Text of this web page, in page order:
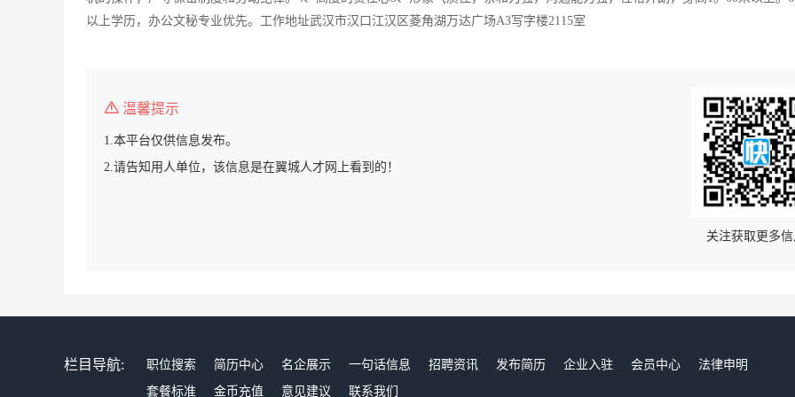
以上学历，办公文秘专业优先。工作地址武汉市汉口江汉区菱角湖万达广场A3写字楼2115室
温馨提示
1.本平台仅供信息发布。
2.请告知用人单位，该信息是在翼城人才网上看到的！
关注获取更多
栏目导航: 职位搜索 简历中心 名企展示 一句话信息 招聘资讯 发布简历 企业入驻 会员中心
法律申明
套餐标准
金币充值 意见建议 联系我们